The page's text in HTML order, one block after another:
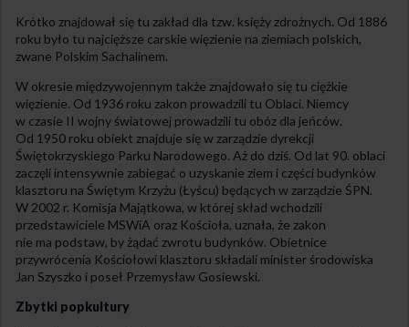
Krótko znajdował się tu zakład dla tzw. księży zdrożnych. Od 1886
roku było tu najcięższe carskie więzienie na ziemiach polskich,
zwane Polskim Sachalinem.
W okresie międzywojennym także znajdowało się tu ciężkie
więzienie. Od 1936 roku zakon prowadzili tu Oblaci. Niemcy
w czasie II wojny światowej prowadzili tu obóz dla jeńców.
Od 1950 roku obiekt znajduje się w zarządzie dyrekcji
Świętokrzyskiego Parku Narodowego. Aż do dziś. Od lat 90. oblaci
zaczęli intensywnie zabiegać o uzyskanie ziem i części budynków
klasztoru na Świętym Krzyżu (Łyścu) będących w zarządzie ŚPN.
W 2002 r. Komisja Majątkowa, w której skład wchodzili
przedstawiciele MSWiA oraz Kościoła, uznała, że zakon
nie ma podstaw, by żądać zwrotu budynków. Obietnice
przywrócenia Kościołowi klasztoru składali minister środowiska
Jan Szyszko i poseł Przemysław Gosiewski.
Zbytki popkultury